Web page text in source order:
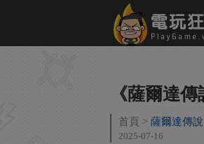
《薩爾達
首頁 薩爾達傳
2025-07-16